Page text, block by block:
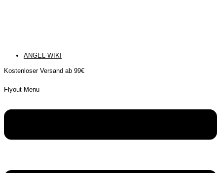
ANGEL-WIKI
Kostenloser Versand ab 99€
Flyout Menu